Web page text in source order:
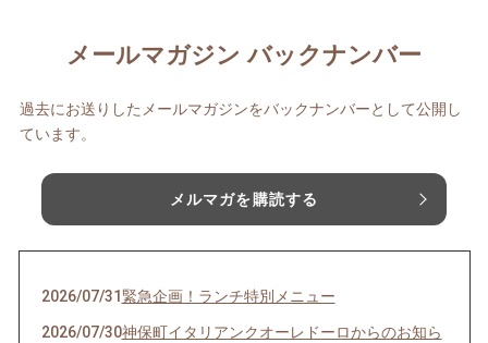
メールマガジン バックナンバー
過去にお送りしたメールマガジンをバックナンバーとして公開し
ています。
メルマガを購読する
2026/07/31 緊急企画！ランチ特別メニュー
2026/07/30神保町イタリアンクオーレドーロからのお知ら